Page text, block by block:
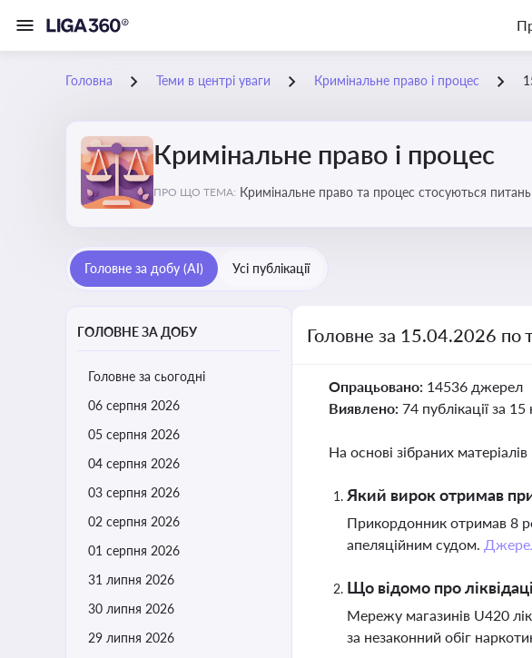
Головна Теми в центрі уваги Кримінальне право і процес
Кримінальне право і процес
ПРО ЩО ТЕМА: Кримінальне право та процес стосуються питань
Головне за добу (AI) Усі публікації
ГОЛОВНЕ ЗА ДОБУ
Головне за сьогодні
06 серпня 2026
05 серпня 2026
04 серпня 2026
03 серпня 2026
02 серпня 2026
01 серпня 2026
31 липня 2026
30 липня 2026
29 липня 2026
Головне за 15.04.2026 по
Опрацьовано: 14536 джерел
Виявлено: 74 публікації за 15
На основі зібраних
Який вирок отримав
Прикордонник отримав 8
апеляційним судом.
Що відомо про
Мережу магазинів U420
за незаконний обіг